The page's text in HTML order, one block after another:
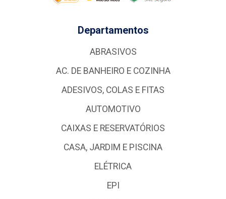
Departamentos
ABRASIVOS
AC. DE BANHEIRO E COZINHA
ADESIVOS, COLAS E FITAS
AUTOMOTIVO
CAIXAS E RESERVATÓRIOS
CASA, JARDIM E PISCINA
ELÉTRICA
EPI